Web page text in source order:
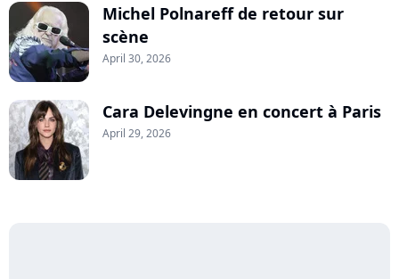
Michel Polnareff de retour sur
scène
April 30, 2026
Cara Delevingne en concert à Paris
April 29, 2026